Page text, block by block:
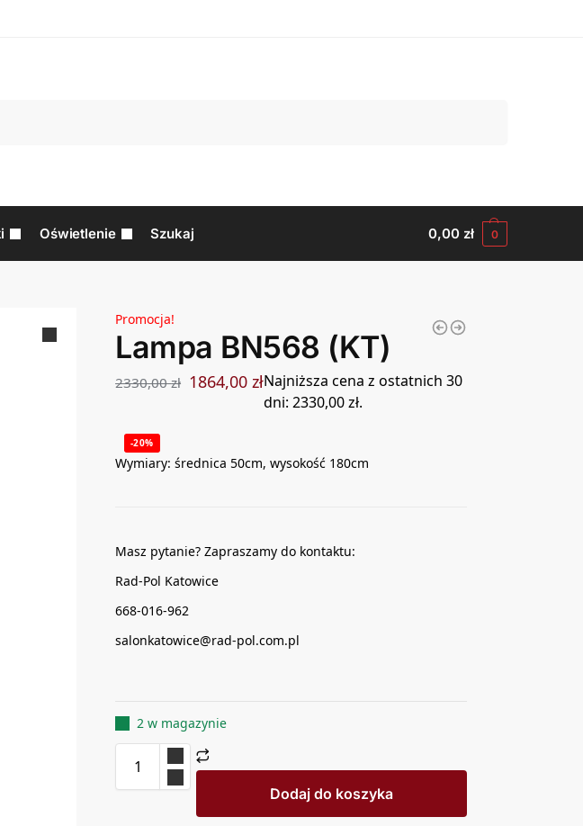
Oświetlenie Szukaj 0,00 zł 0
Promocja!
Lampa BN568 (KT)
2330,00zł 1864,00złNajniższa cena z ostatnich 30
dni:2330,00zł.
-20%
Wymiary: średnica 50cm, wysokość 180cm
Masz pytanie? Zapraszamy do kontaktu:
Rad-Pol Katowice
668-016-962
salonkatowice@rad-pol.com.pl
2 w magazynie
Dodaj do koszyka